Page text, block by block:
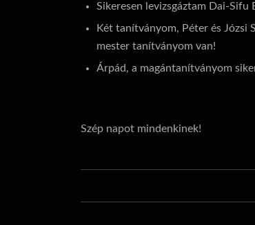
Sikeresen levizsgáztam Dai-
Két tanítványom, Péter és Józsi
mester tanítványom van!
Árpád, a magántanítványom
Szép napot mindenkinek!